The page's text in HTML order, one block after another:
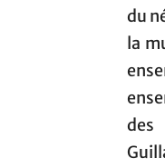
du
la
des